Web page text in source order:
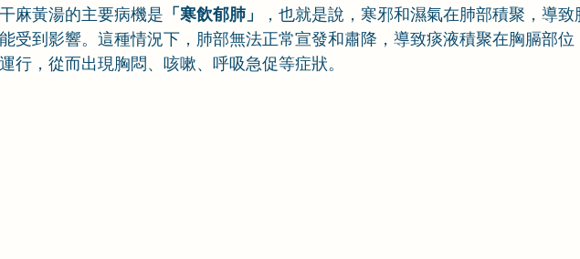
麻黃湯的主要病機是 「寒飲郁肺」
，也就是說，寒邪和濕氣在肺部積聚，導
受到影響。這種情況下，肺部無法正常宣發和肅降，導致痰液積聚在胸膈部位
行，從而出現胸悶、咳嗽、呼吸急促等症狀。